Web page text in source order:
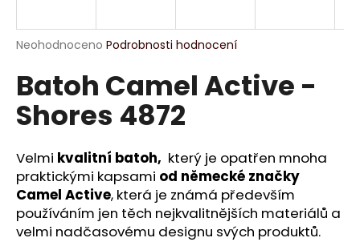
Průměrné
produktu
je
0,0
z
hvězdiček.
Neohodnoceno Podrobnosti hodnocení
Batoh Camel Active -
Shores 4872
Velmi kvalitní batoh, který je opatřen mnoha
praktickými kapsami od německé značky
Camel Active, která je známá především
používáním jen těch nejkvalitnějších materiálů a
velmi nadčasovému designu svých produktů.
j
t
?
HLEDAT